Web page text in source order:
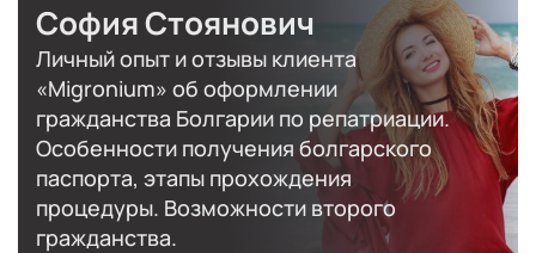
София Стоянович
Личный опыт и отзывы клиента
«Migronium» об оформлении
гражданства Болгарии по репатриации.
Особенности получения болгарского
паспорта, этапы прохождения
процедуры. Возможности второго
гражданства.